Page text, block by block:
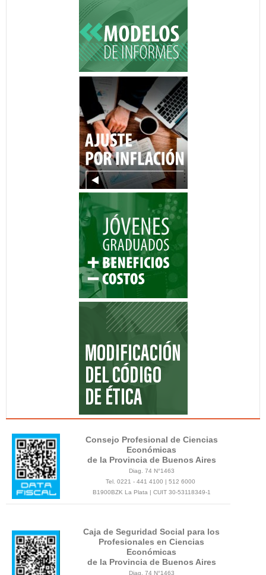
Consejo Profesional de Ciencias
Económicas
de la Provincia de Buenos Aires
Diag. 74 N°1463
Tel. 0221 - 441 4100 | 512 6000
B1900BZK La Plata | CUIT 30-53118349-1
Caja de Seguridad Social para los
Profesionales en Ciencias
Económicas
de la Provincia de Buenos Aires
Diag. 74 N°1463